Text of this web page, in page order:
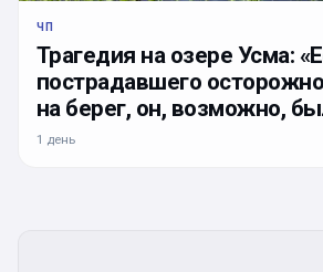
ЧП
Трагедия на озере Усма:
пострадавшего
на берег, он, возможно,
1 день